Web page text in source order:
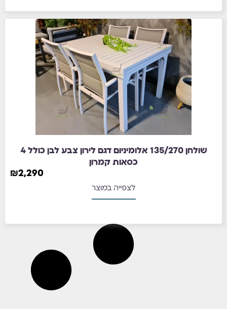
שולחן 135/270 אלומיניום דגם לירון צבע לבן כולל 4
כסאות קמרון
₪2,290
לצפייה במוצר